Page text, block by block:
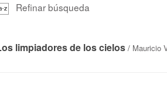
Refinar búsqueda
limpiadores de los cielos / Mauricio